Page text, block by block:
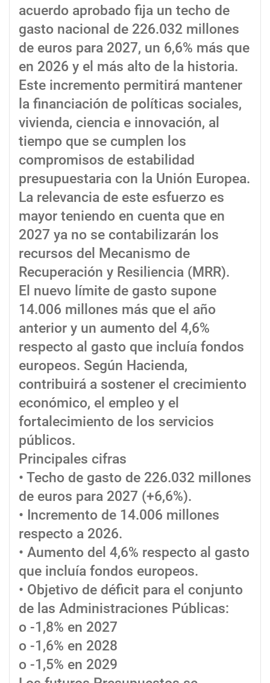
acuerdo aprobado fija un techo de
gasto nacional de 226.032 millones
de euros para 2027, un 6,6% más que
en 2026 y el más alto de la historia.
Este incremento permitirá mantener
la financiación de políticas sociales,
vivienda, ciencia e innovación, al
tiempo que se cumplen los
compromisos de estabilidad
presupuestaria con la Unión Europea.
La relevancia de este esfuerzo es
mayor teniendo en cuenta que en
2027 ya no se contabilizarán los
recursos del Mecanismo de
Recuperación y Resiliencia (MRR).
El nuevo límite de gasto supone
14.006 millones más que el año
anterior y un aumento del 4,6%
respecto al gasto que incluía fondos
europeos. Según Hacienda,
contribuirá a sostener el crecimiento
económico, el empleo y el
fortalecimiento de los servicios
públicos.
Principales cifras
• Techo de gasto de 226.032 millones
de euros para 2027 (+6,6%).
• Incremento de 14.006 millones
respecto a 2026.
• Aumento del 4,6% respecto al gasto
que incluía fondos europeos.
• Objetivo de déficit para el conjunto
de las Administraciones Públicas:
o -1,8% en 2027
o -1,6% en 2028
o -1,5% en 2029